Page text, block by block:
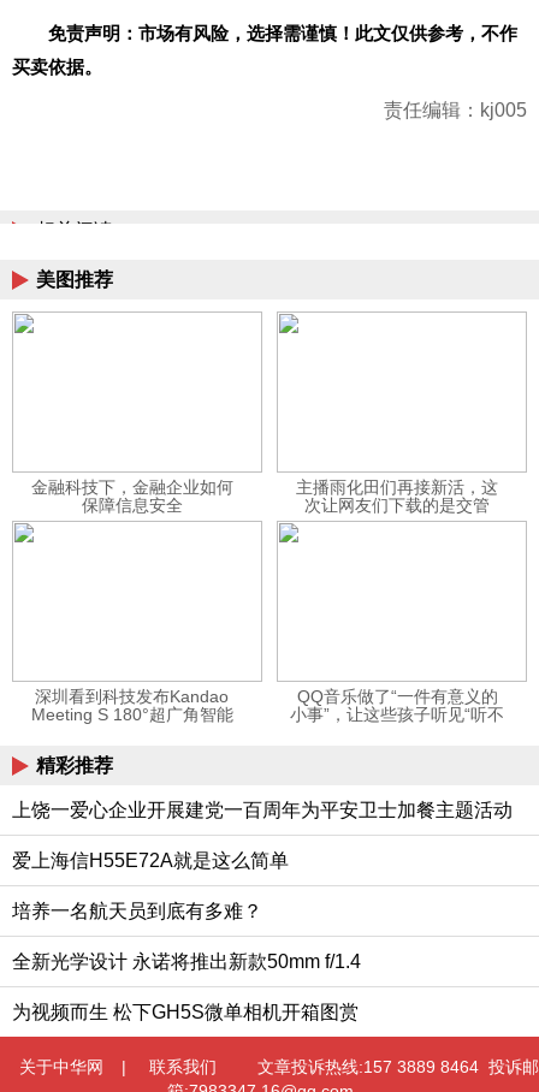
免责声明：市场有风险，选择需谨慎！此文仅供参考，不作
买卖依据。
责任编辑：kj005
相关阅读
美图推荐
金融科技下，金融企业如何
保障信息安全
主播雨化田们再接新活，这
次让网友们下载的是交管
12123APP
深圳看到科技发布Kandao
Meeting S 180°超广角智能
QQ音乐做了“一件有意义的
小事”，让这些孩子听见“听不
精彩推荐
上饶一爱心企业开展建党一百周年为平安卫士加餐主题活动
爱上海信H55E72A就是这么简单
培养一名航天员到底有多难？
全新光学设计 永诺将推出新款50mm f/1.4
为视频而生 松下GH5S微单相机开箱图赏
关于中华网 | 联系我们
文章投诉热线:157 3889 8464 投诉邮